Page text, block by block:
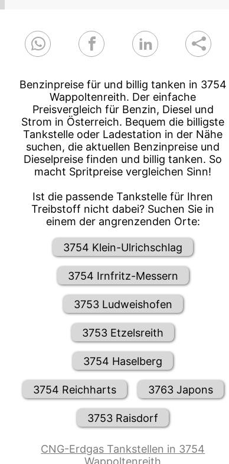
Benzinpreise für und billig tanken in 3754
Wappoltenreith. Der einfache
Preisvergleich für Benzin, Diesel und
Strom in Österreich. Bequem die billigste
Tankstelle oder Ladestation in der Nähe
suchen, die aktuellen Benzinpreise und
Dieselpreise finden und billig tanken. So
macht Spritpreise vergleichen Sinn!
Ist die passende Tankstelle für Ihren
Treibstoff nicht dabei? Suchen Sie in
einem der angrenzenden Orte:
3754 Klein-Ulrichschlag
3754 Irnfritz-Messern
3753 Ludweishofen
3753 Etzelsreith
3754 Haselberg
3754 Reichharts 3763 Japons
3753 Raisdorf
CNG-Erdgas Tankstellen in 3754
Wappoltenreith